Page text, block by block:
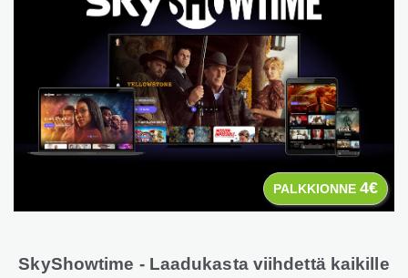
PALKKIONNE 4€
SkyShowtime - Laadukasta viihdettä kaikille